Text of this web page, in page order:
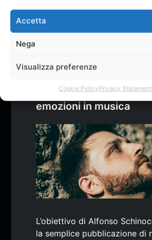
Accetta
Nega
Visualizza preferenze
Cookie PolicyPrivacy Statement
Alfonso Schinocca: il
cantautore che
emozioni in musica
L’obiettivo di Alfonso
la semplice pubblicazione di